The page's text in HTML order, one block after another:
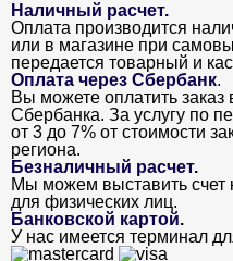
Наличный расчет.
Оплата производится
или в магазине при
передается товарный и
Оплата через Сбербанк.
Вы можете оплатить
Сбербанка. За услугу по
от 3 до 7% от стоимости
региона.
Безналичный расчет.
Мы можем выставить счет
для физических лиц.
Банковской картой.
У нас имеется терминал